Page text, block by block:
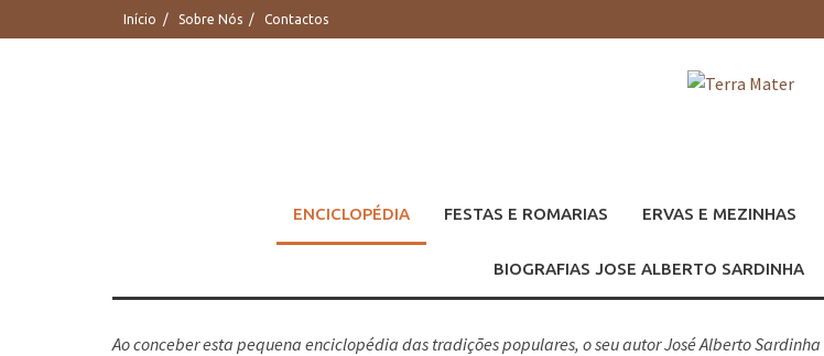
para
Início Sobre Nós Contactos
ENCICLOPÉDIA FESTAS E ROMARIAS ERVAS E MEZINHAS
BIOGRAFIAS JOSE ALBERTO SARDINHA
Ao conceber esta pequena enciclopédia das tradições populares, o seu autor José Alberto